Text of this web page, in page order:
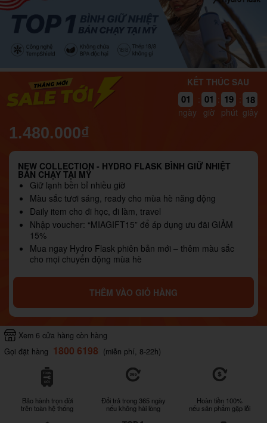
KẾT THÚC SAU
01
ngày
: 01
giờ
: 19
phút
:
18
17
giây
1.480.000₫
NEW COLLECTION - HYDRO FLASK BÌNH GIỮ NHIỆT
BÁN CHẠY TẠI MỸ
Giữ lạnh bền bỉ nhiều giờ
Màu sắc tươi sáng, ready cho mùa hè năng động
Daily item cho đi học, đi làm, travel
Nhập voucher: “MIAGIFT15” để áp dụng ưu đãi GIẢM
15%
Mua ngay Hydro Flask phiên bản mới – thêm màu sắc
cho mọi chuyển động mùa hè
THÊM VÀO GIỎ HÀNG
Xem 6 cửa hàng còn hàng
Gọi đặt hàng 1800 6198 (miễn phí, 8-22h)
Bảo hành trọn đời
trên toàn hệ thống
Đổi trả trong 365 ngày
nếu không hài lòng
Hoàn tiền 100%
nếu sản phẩm gặp lỗi